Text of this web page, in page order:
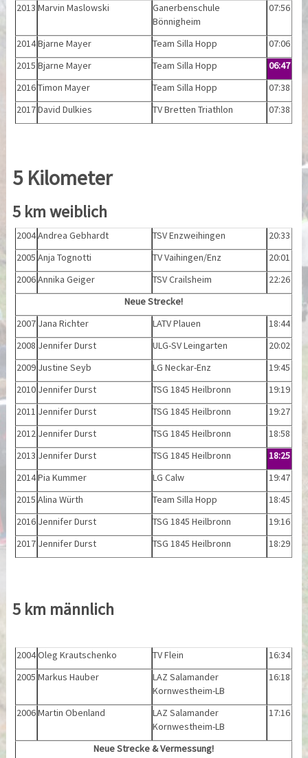
2013 Marvin Maslowski
Ganerbenschule
Bönnigheim
07:56
2014Bjarne Mayer Team Silla Hopp
07:06
2015 Bjarne Mayer Team Silla Hopp
06:47
2016Timon Mayer Team Silla Hopp
07:38
2017David Dulkies TV Bretten Triathlon 07:38
5 Kilometer
5 km weiblich
2004Andrea Gebhardt TSV Enzweihingen
20:33
2005 Anja Tognotti TV Vaihingen/Enz
20:01
2006Annika Geiger TSV Crailsheim
22:26
Neue Strecke!
2007 Jana Richter LATV Plauen
18:44
2008 Jennifer Durst ULG-SV Leingarten
20:02
2009 Justine Seyb LG Neckar-Enz
19:45
2010 Jennifer Durst TSG 1845 Heilbronn
19:19
2011 Jennifer Durst TSG 1845 Heilbronn
19:27
2012 Jennifer Durst TSG 1845 Heilbronn
18:58
2013 Jennifer Durst TSG 1845 Heilbronn
18:25
2014Pia Kummer LG Calw
19:47
2015 Alina Würth Team Silla Hopp
18:45
2016 Jennifer Durst TSG 1845 Heilbronn
19:16
2017 Jennifer Durst TSG 1845 Heilbronn 18:29
5 km männlich
2004Oleg Krautschenko TV Flein
16:34
2005 Markus Hauber
LAZ Salamander
Kornwestheim-LB
16:18
2006Martin Obenland
LAZ Salamander
Kornwestheim-LB
17:16
Neue Strecke & Vermessung!